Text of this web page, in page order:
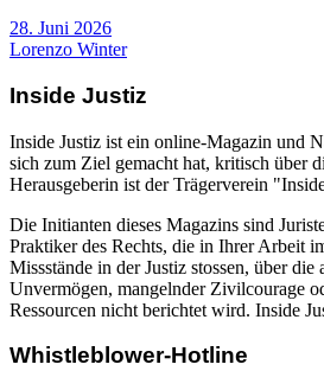
28. Juni 2026
Lorenzo Winter
Inside Justiz
Inside Justiz ist ein online-Magazin und
sich zum Ziel gemacht hat, kritisch über
Herausgeberin ist der Trägerverein
Die Initianten dieses Magazins sind
Praktiker des Rechts, die in Ihrer Arbeit
Missstände in der Justiz stossen, über
Unvermögen, mangelnder Zivilcourage
Ressourcen nicht berichtet wird. Inside
Whistleblower-Hotline